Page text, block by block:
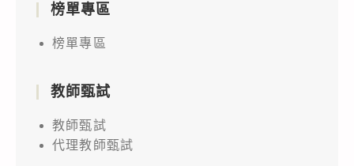
榜單專區
榜單專區
教師甄試
教師甄試
代理教師甄試